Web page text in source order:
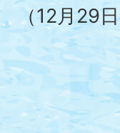
（12月29